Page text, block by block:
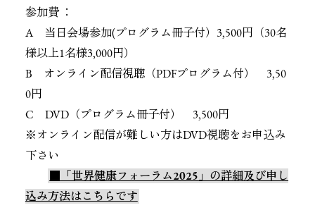
参加費 ：
A 当日会場参加(プログラム冊子付）3,500円（30名
様以上1名様3,000円）
B オンライン配信視聴（PDFプログラム付） 3,50
0円
C DVD（プログラム冊子付） 3,500円
※オンライン配信が難しい方はDVD視聴をお申込み
下さい
■「世界健康フォーラム2025」の詳細及び申し
込み方法はこちらです